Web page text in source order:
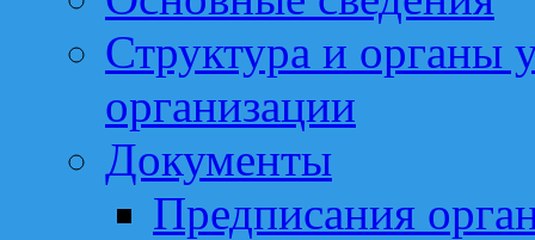
Структура и органы
организации
Документы
Предписания